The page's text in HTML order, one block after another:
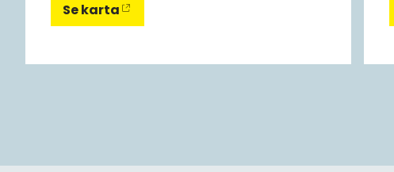
Se karta